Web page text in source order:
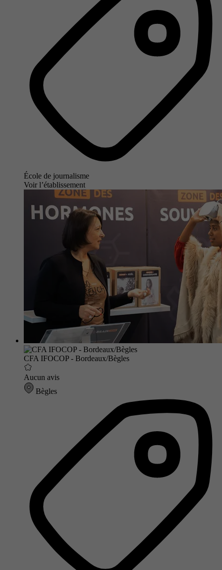
École de journalisme
Voir l’établissement
CFA IFOCOP - Bordeaux/Bègles
Aucun avis
Bègles